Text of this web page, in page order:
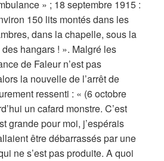
» ; 18 septembre 1915 :
150 lits montés dans les
dans la chapelle, sous la
hangars ! ». Malgré les
de Faleur n’est pas
la nouvelle de l’arrêt de
ressenti : « (6 octobre
un cafard monstre. C’est
grande pour moi, j’espérais
être débarrassés par une
ne s’est pas produite. A quoi